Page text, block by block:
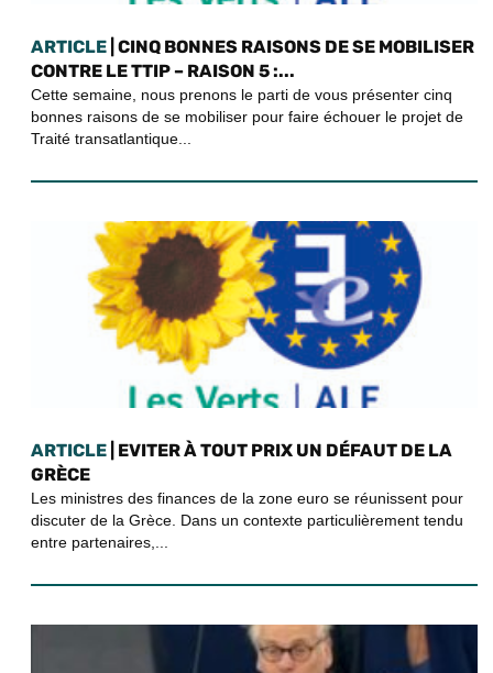
ARTICLE | CINQ BONNES RAISONS DE SE MOBILISER
CONTRE LE TTIP – RAISON 5 :...
Cette semaine, nous prenons le parti de vous présenter cinq
bonnes raisons de se mobiliser pour faire échouer le projet de
Traité transatlantique...
ARTICLE | EVITER À TOUT PRIX UN DÉFAUT DE LA
GRÈCE
Les ministres des finances de la zone euro se réunissent pour
discuter de la Grèce. Dans un contexte particulièrement tendu
entre partenaires,...